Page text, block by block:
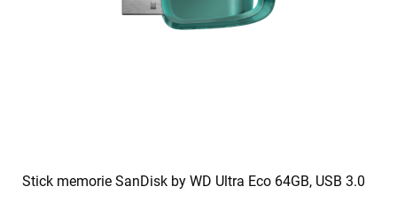
Stick memorie SanDisk by WD Ultra Eco 64GB, USB 3.0